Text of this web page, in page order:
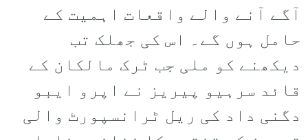
آگے آنے والے واقعات اہمیت کے
حامل ہوں گے۔ اس کی جھلک تب
دیکھنے کو ملی جب ٹرک مالکان کے
قائد سرہیو پیریز نے اپرو ایبو
دگنی داد کی ریل ٹرانسپورٹ والی